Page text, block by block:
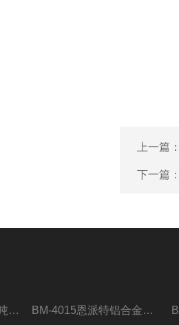
上一篇
下一篇
BM-6320恩派特时产2吨合金钢屑压饼机 BM-4015恩派特铝合金屑压饼机 脱油效果好